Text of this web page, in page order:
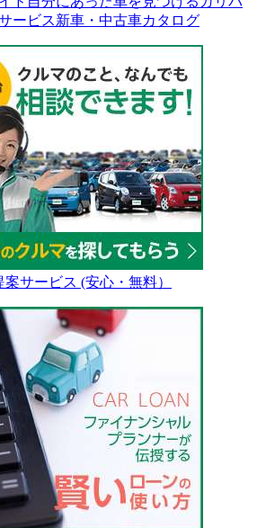
ービス新車・中古車カタログ
サービス (安心・無料）